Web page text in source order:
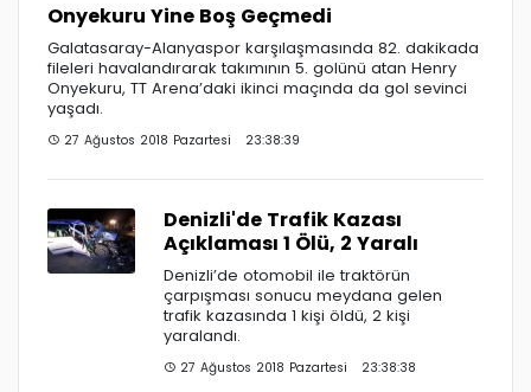
Onyekuru Yine Boş Geçmedi
Galatasaray-Alanyaspor karşılaşmasında 82. dakikada
fileleri havalandırarak takımının 5. golünü atan Henry
Onyekuru, TT Arena’daki ikinci maçında da gol sevinci
yaşadı.
27 Ağustos 2018 Pazartesi 23:38:39
Denizli'de Trafik Kazası
Açıklaması 1 Ölü, 2 Yaralı
Denizli’de otomobil ile traktörün
çarpışması sonucu meydana gelen
trafik kazasında 1 kişi öldü, 2 kişi
yaralandı.
27 Ağustos 2018 Pazartesi 23:38:38